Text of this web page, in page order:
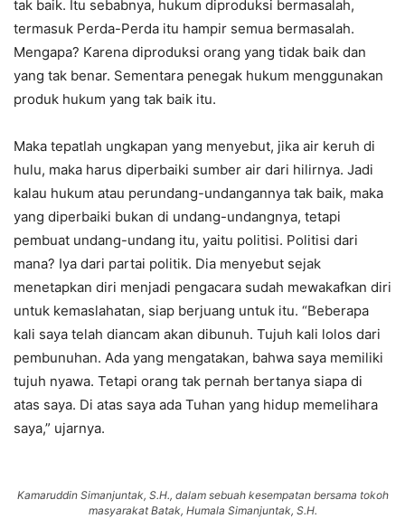
tak baik. Itu sebabnya, hukum diproduksi bermasalah,
termasuk Perda-Perda itu hampir semua bermasalah.
Mengapa? Karena diproduksi orang yang tidak baik dan
yang tak benar. Sementara penegak hukum menggunakan
produk hukum yang tak baik itu.
Maka tepatlah ungkapan yang menyebut, jika air keruh di
hulu, maka harus diperbaiki sumber air dari hilirnya. Jadi
kalau hukum atau perundang-undangannya tak baik, maka
yang diperbaiki bukan di undang-undangnya, tetapi
pembuat undang-undang itu, yaitu politisi. Politisi dari
mana? Iya dari partai politik. Dia menyebut sejak
menetapkan diri menjadi pengacara sudah mewakafkan diri
untuk kemaslahatan, siap berjuang untuk itu. “Beberapa
kali saya telah diancam akan dibunuh. Tujuh kali lolos dari
pembunuhan. Ada yang mengatakan, bahwa saya memiliki
tujuh nyawa. Tetapi orang tak pernah bertanya siapa di
atas saya. Di atas saya ada Tuhan yang hidup memelihara
saya,” ujarnya.
Kamaruddin Simanjuntak, S.H., dalam sebuah kesempatan bersama tokoh
masyarakat Batak, Humala Simanjuntak, S.H.